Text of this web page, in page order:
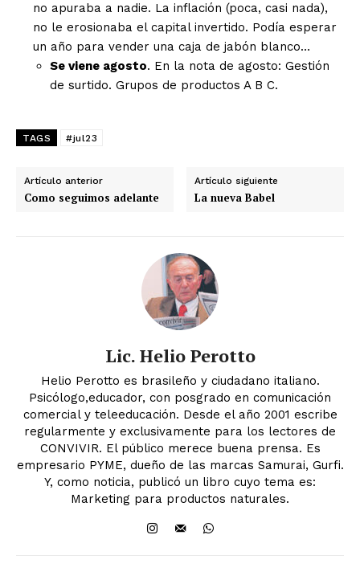
no apuraba a nadie. La inflación (poca, casi nada),
no le erosionaba el capital invertido. Podía esperar
un año para vender una caja de jabón blanco…
Se viene agosto. En la nota de agosto: Gestión
de surtido. Grupos de productos A B C.
TAGS #jul23
Artículo anterior
Como seguimos adelante
Artículo siguiente
La nueva Babel
Lic. Helio Perotto
Helio Perotto es brasileño y ciudadano italiano.
Psicólogo,educador, con posgrado en comunicación
comercial y teleeducación. Desde el año 2001 escribe
regularmente y exclusivamente para los lectores de
CONVIVIR. El público merece buena prensa. Es
empresario PYME, dueño de las marcas Samurai, Gurfi.
Y, como noticia, publicó un libro cuyo tema es:
Marketing para productos naturales.